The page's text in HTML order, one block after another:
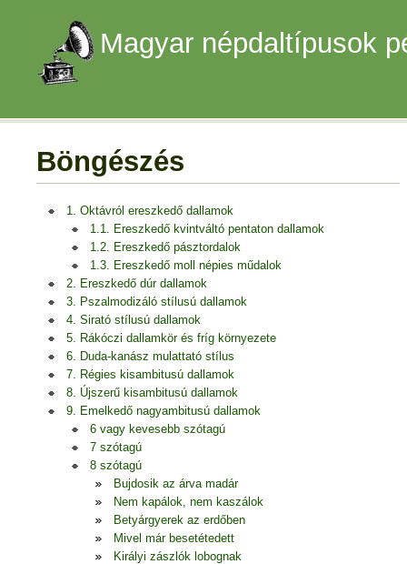
Magyar népdaltípusok
Böngészés
1. Oktávról ereszkedő dallamok
1.1. Ereszkedő kvintváltó pentaton dallamok
1.2. Ereszkedő pásztordalok
1.3. Ereszkedő moll népies műdalok
2. Ereszkedő dúr dallamok
3. Pszalmodizáló stílusú dallamok
4. Sirató stílusú dallamok
5. Rákóczi dallamkör és fríg környezete
6. Duda-kanász mulattató stílus
7. Régies kisambitusú dallamok
8. Újszerű kisambitusú dallamok
9. Emelkedő nagyambitusú dallamok
6 vagy kevesebb szótagú
7 szótagú
8 szótagú
Bujdosik az árva madár
Nem kapálok, nem kaszálok
Betyárgyerek az erdőben
Mivel már besetétedett
Királyi zászlók lobognak